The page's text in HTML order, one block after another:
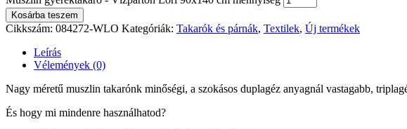
Kosárba teszem
Cikkszám: 084272-WLO Kategóriák: Takarók és párnák, Textilek, Új termékek
Leírás
Vélemények (0)
Nagy méretű muszlin takarónk minőségi, a szokásos duplagéz anyagnál vastagabb,
És hogy mi mindenre használhatod?